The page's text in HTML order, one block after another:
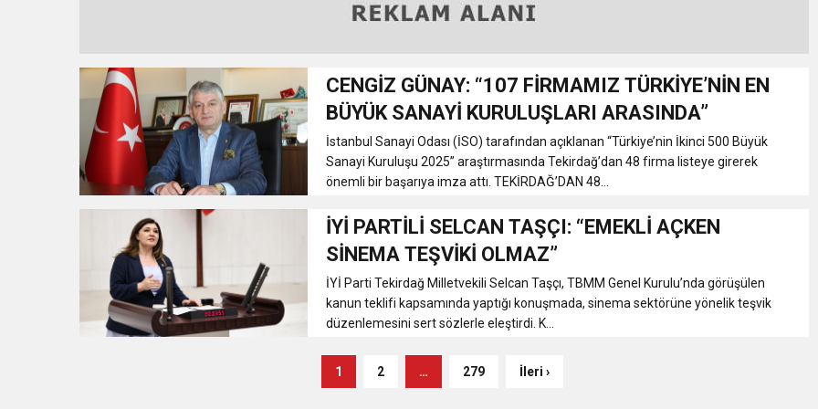
CENGİZ GÜNAY: “107 FİRMAMIZ TÜRKİYE’NİN EN
BÜYÜK SANAYİ KURULUŞLARI ARASINDA”
İstanbul Sanayi Odası (İSO) tarafından açıklanan “Türkiye’nin İkinci 500 Büyük
Sanayi Kuruluşu 2025” araştırmasında Tekirdağ’dan 48 firma listeye girerek
önemli bir başarıya imza attı. TEKİRDAĞ’DAN 48...
İYİ PARTİLİ SELCAN TAŞÇI: “EMEKLİ AÇKEN
SİNEMA TEŞVİKİ OLMAZ”
İYİ Parti Tekirdağ Milletvekili Selcan Taşçı, TBMM Genel Kurulu’nda görüşülen
kanun teklifi kapsamında yaptığı konuşmada, sinema sektörüne yönelik teşvik
düzenlemesini sert sözlerle eleştirdi. K...
1 2 … 279 İleri ›